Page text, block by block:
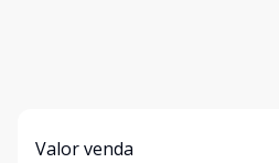
Valor venda